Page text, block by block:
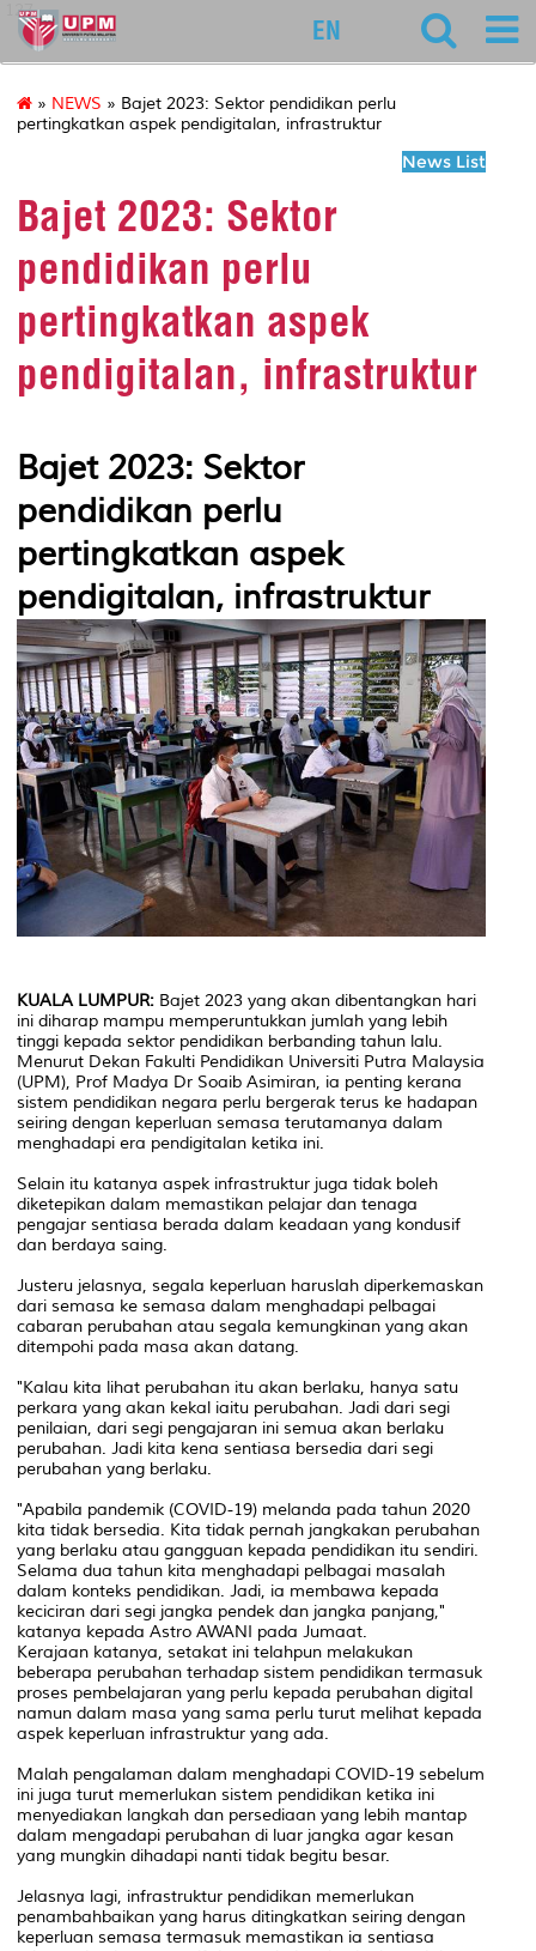
127
EN
» NEWS » Bajet 2023: Sektor pendidikan perlu
pertingkatkan aspek pendigitalan, infrastruktur
News List
Bajet 2023: Sektor
pendidikan perlu
pertingkatkan aspek
pendigitalan, infrastruktur
Bajet 2023: Sektor
pendidikan perlu
pertingkatkan aspek
pendigitalan, infrastruktur
KUALA LUMPUR: Bajet 2023 yang akan dibentangkan hari
ini diharap mampu memperuntukkan jumlah yang lebih
tinggi kepada sektor pendidikan berbanding tahun lalu.
Menurut Dekan Fakulti Pendidikan Universiti Putra Malaysia
(UPM), Prof Madya Dr Soaib Asimiran, ia penting kerana
sistem pendidikan negara perlu bergerak terus ke hadapan
seiring dengan keperluan semasa terutamanya dalam
menghadapi era pendigitalan ketika ini.
Selain itu katanya aspek infrastruktur juga tidak boleh
diketepikan dalam memastikan pelajar dan tenaga
pengajar sentiasa berada dalam keadaan yang kondusif
dan berdaya saing.
Justeru jelasnya, segala keperluan haruslah diperkemaskan
dari semasa ke semasa dalam menghadapi pelbagai
cabaran perubahan atau segala kemungkinan yang akan
ditempohi pada masa akan datang.
"Kalau kita lihat perubahan itu akan berlaku, hanya satu
perkara yang akan kekal iaitu perubahan. Jadi dari segi
penilaian, dari segi pengajaran ini semua akan berlaku
perubahan. Jadi kita kena sentiasa bersedia dari segi
perubahan yang berlaku.
"Apabila pandemik (COVID-19) melanda pada tahun 2020
kita tidak bersedia. Kita tidak pernah jangkakan perubahan
yang berlaku atau gangguan kepada pendidikan itu sendiri.
Selama dua tahun kita menghadapi pelbagai masalah
dalam konteks pendidikan. Jadi, ia membawa kepada
keciciran dari segi jangka pendek dan jangka panjang,"
katanya kepada Astro AWANI pada Jumaat.
Kerajaan katanya, setakat ini telahpun melakukan
beberapa perubahan terhadap sistem pendidikan termasuk
proses pembelajaran yang perlu kepada perubahan digital
namun dalam masa yang sama perlu turut melihat kepada
aspek keperluan infrastruktur yang ada.
Malah pengalaman dalam menghadapi COVID-19 sebelum
ini juga turut memerlukan sistem pendidikan ketika ini
menyediakan langkah dan persediaan yang lebih mantap
dalam mengadapi perubahan di luar jangka agar kesan
yang mungkin dihadapi nanti tidak begitu besar.
Jelasnya lagi, infrastruktur pendidikan memerlukan
penambahbaikan yang harus ditingkatkan seiring dengan
keperluan semasa termasuk memastikan ia sentiasa